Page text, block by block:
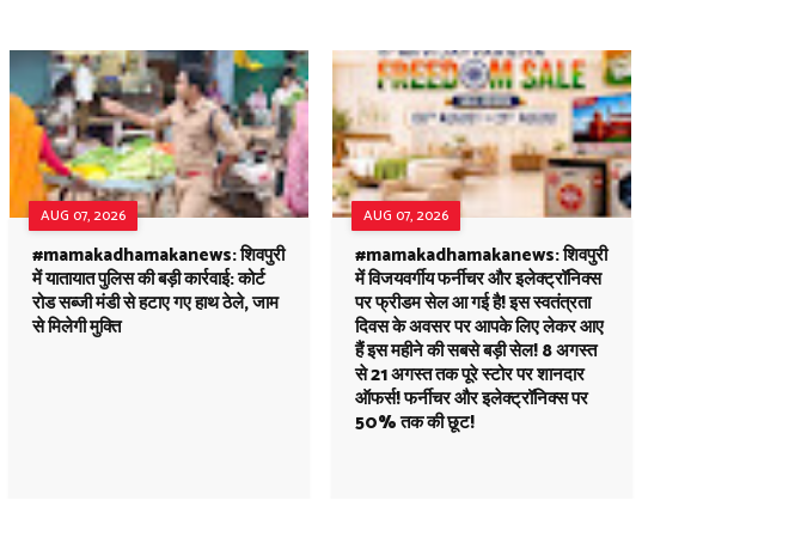
AUG 07, 2026
#mamakadhamakanews: शिवपुरी
में यातायात पुलिस की बड़ी कार्रवाई: कोर्ट
रोड सब्जी मंडी से हटाए गए हाथ ठेले, जाम
से मिलेगी मुक्ति
AUG 07, 2026
#mamakadhamakanews: शिवपुरी
में विजयवर्गीय फर्नीचर और इलेक्ट्रॉनिक्स
पर फ्रीडम सेल आ गई है! इस स्वतंत्रता
दिवस के अवसर पर आपके लिए लेकर आए
हैं इस महीने की सबसे बड़ी सेल! 8 अगस्त
से 21 अगस्त तक पूरे स्टोर पर शानदार
ऑफर्स! फर्नीचर और इलेक्ट्रॉनिक्स पर
50% तक की छूट!